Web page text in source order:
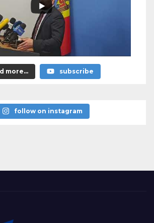
more... subscribe
follow on instagram